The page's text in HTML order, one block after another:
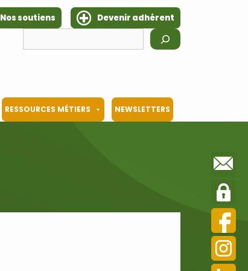
Nos soutiens
Devenir adhérent
RESSOURCES MÉTIERS NEWSLETTERS